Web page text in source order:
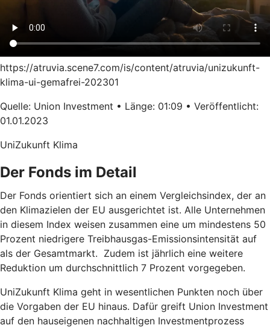
https://atruvia.scene7.com/is/content/atruvia/unizukunft-
klima-ui-gemafrei-202301
Quelle: Union Investment • Länge: 01:09 • Veröffentlicht:
01.01.2023
UniZukunft Klima
Der Fonds im Detail
Der Fonds orientiert sich an einem Vergleichsindex, der an
den Klimazielen der EU ausgerichtet ist. Alle Unternehmen
in diesem Index weisen zusammen eine um mindestens 50
Prozent niedrigere Treibhausgas-Emissionsintensität auf
als der Gesamtmarkt. Zudem ist jährlich eine weitere
Reduktion um durchschnittlich 7 Prozent vorgegeben.
UniZukunft Klima geht in wesentlichen Punkten noch über
die Vorgaben der EU hinaus. Dafür greift Union Investment
auf den hauseigenen nachhaltigen Investmentprozess